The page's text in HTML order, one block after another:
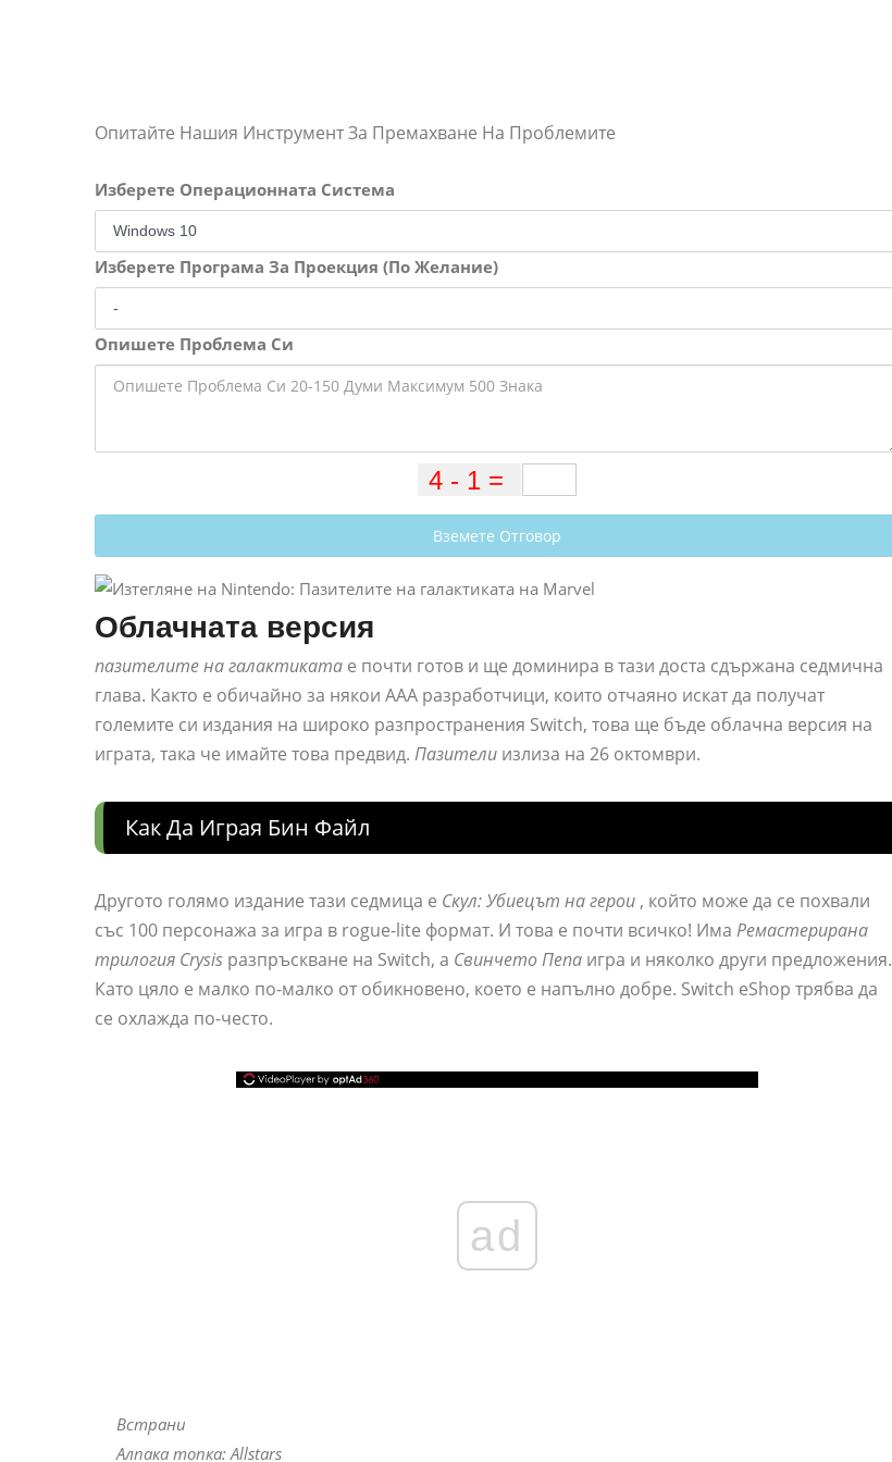
Опитайте Нашия Инструмент За Премахване На Проблемите
Изберете Операционната Система
Изберете Програма За Проекция (По Желание)
Опишете Проблема Си
Вземете Отговор
Облачната версия
пазителите на галактиката е почти готов и ще доминира в тази доста сдържана седмична
глава. Както е обичайно за някои AAA разработчици, които отчаяно искат да получат
големите си издания на широко разпространения Switch, това ще бъде облачна версия на
играта, така че имайте това предвид. Пазители излиза на 26 октомври.
Как Да Играя Бин Файл
Другото голямо издание тази седмица е Скул: Убиецът на герои , който може да се похвали
със 100 персонажа за игра в rogue-lite формат. И това е почти всичко! Има Ремастерирана
трилогия Crysis разпръскване на Switch, a Свинчето Пепа игра и няколко други предложения.
Като цяло е малко по-малко от обикновено, което е напълно добре. Switch eShop трябва да
се охлажда по-често.
ad
Встрани
Алпака топка: Allstars